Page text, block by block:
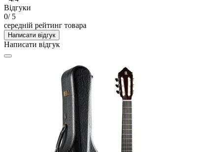
Відгуки
0/ 5
середній рейтинг товара
Написати відгук
Написати відгук